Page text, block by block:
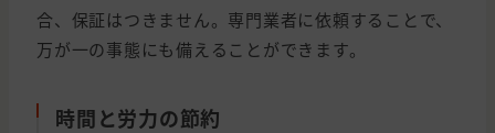
合、保証はつきません。専門業者に依頼することで、
万が一の事態にも備えることができます。
時間と労力の節約